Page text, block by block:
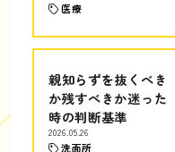
医療
親知らずを抜くべき
か残すべきか迷った
時の判断基準
2026.05.26
洗面所